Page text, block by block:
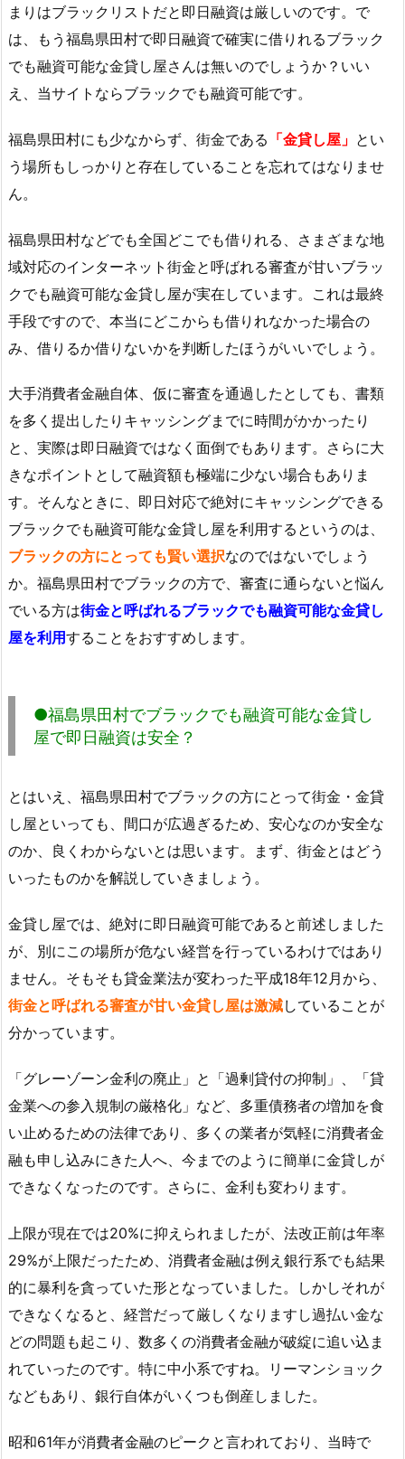
まりはブラックリストだと即日融資は厳しいのです。で
は、もう福島県田村で即日融資で確実に借りれるブラック
でも融資可能な金貸し屋さんは無いのでしょうか？いい
え、当サイトならブラックでも融資可能です。
福島県田村にも少なからず、街金である 「金貸し屋」 とい
う場所もしっかりと存在していることを忘れてはなりませ
ん。
福島県田村などでも全国どこでも借りれる、さまざまな地
域対応のインターネット街金と呼ばれる審査が甘いブラッ
クでも融資可能な金貸し屋が実在しています。これは最終
手段ですので、本当にどこからも借りれなかった場合の
み、借りるか借りないかを判断したほうがいいでしょう。
大手消費者金融自体、仮に審査を通過したとしても、書類
を多く提出したりキャッシングまでに時間がかかったり
と、実際は即日融資ではなく面倒でもあります。さらに大
きなポイントとして融資額も極端に少ない場合もありま
す。そんなときに、即日対応で絶対にキャッシングできる
ブラックでも融資可能な金貸し屋を利用するというのは、
ブラックの方にとっても賢い選択なのではないでしょう
か。福島県田村でブラックの方で、審査に通らないと悩ん
でいる方は街金と呼ばれるブラックでも融資可能な金貸し
屋を利用することをおすすめします。
●福島県田村でブラックでも融資可能な金貸し
屋で即日融資は安全？
とはいえ、福島県田村でブラックの方にとって街金・金貸
し屋といっても、間口が広過ぎるため、安心なのか安全な
のか、良くわからないとは思います。まず、街金とはどう
いったものかを解説していきましょう。
金貸し屋では、絶対に即日融資可能であると前述しました
が、別にこの場所が危ない経営を行っているわけではあり
ません。そもそも貸金業法が変わった平成18年12月から、
街金と呼ばれる審査が甘い金貸し屋は激減していることが
分かっています。
「グレーゾーン金利の廃止」と「過剰貸付の抑制」、「貸
金業への参入規制の厳格化」など、多重債務者の増加を食
い止めるための法律であり、多くの業者が気軽に消費者金
融も申し込みにきた人へ、今までのように簡単に金貸しが
できなくなったのです。さらに、金利も変わります。
上限が現在では20%に抑えられましたが、法改正前は年率
29%が上限だったため、消費者金融は例え銀行系でも結果
的に暴利を貪っていた形となっていました。しかしそれが
できなくなると、経営だって厳しくなりますし過払い金な
どの問題も起こり、数多くの消費者金融が破綻に追い込ま
れていったのです。特に中小系ですね。リーマンショック
などもあり、銀行自体がいくつも倒産しました。
昭和61年が消費者金融のピークと言われており、当時で